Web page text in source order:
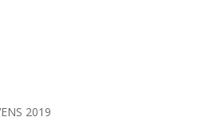
2019